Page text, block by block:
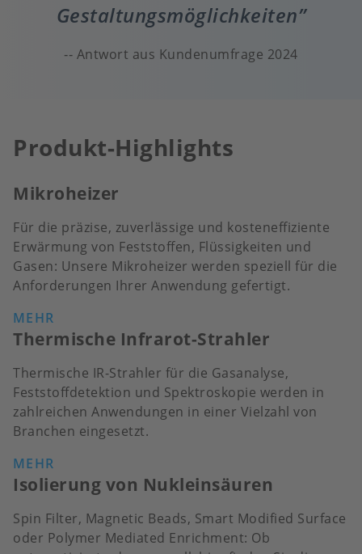
Gestaltungsmöglichkeiten
Antwort aus Kundenumfrage 2024
Produkt-Highlights
Mikroheizer
Für die präzise, zuverlässige und kosteneffiziente
Erwärmung von Feststoffen, Flüssigkeiten und
Gasen: Unsere Mikroheizer werden speziell für die
Anforderungen Ihrer Anwendung gefertigt.
MEHR
Thermische Infrarot-Strahler
Thermische IR-Strahler für die Gasanalyse,
Feststoffdetektion und Spektroskopie werden in
zahlreichen Anwendungen in einer Vielzahl von
Branchen eingesetzt.
MEHR
Isolierung von Nukleinsäuren
Spin Filter, Magnetic Beads, Smart Modified Surface
oder Polymer Mediated Enrichment: Ob